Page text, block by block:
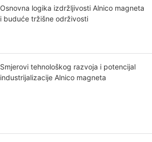
Osnovna logika izdržljivosti Alnico magneta
i buduće tržišne održivosti
Smjerovi tehnološkog razvoja i potencijal
industrijalizacije Alnico magneta